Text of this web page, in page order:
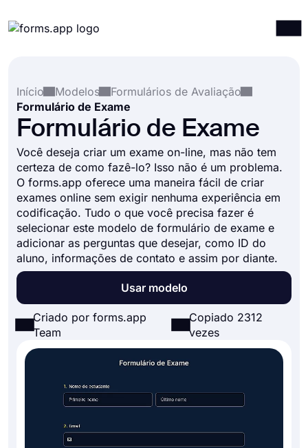
Integrações
Modelos
Recursos
Preços
Início
Modelos
Formulários de Avaliação
Formulário de Exame
Formulário de Exame
Você deseja criar um exame on-line, mas não tem
certeza de como fazê-lo? Isso não é um problema.
O forms.app oferece uma maneira fácil de criar
exames online sem exigir nenhuma experiência em
codificação. Tudo o que você precisa fazer é
selecionar este modelo de formulário de exame e
adicionar as perguntas que desejar, como ID do
aluno, informações de contato e assim por diante.
Usar modelo
Criado por forms.app
Team
Copiado 2312
vezes